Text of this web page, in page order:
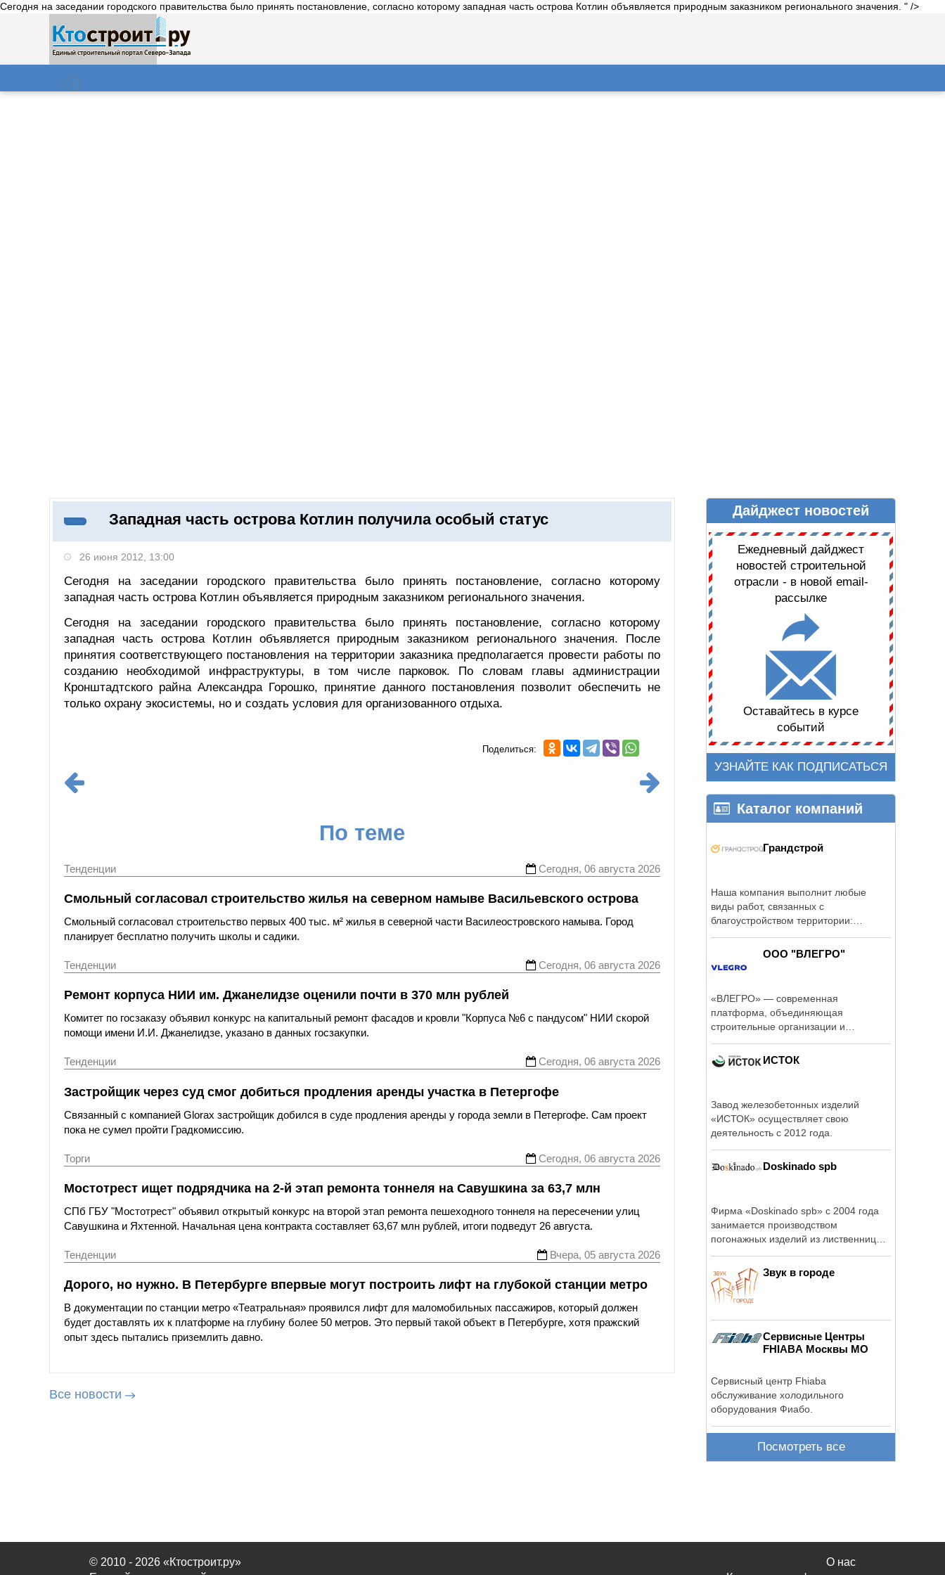
Сегодня на заседании городского правительства было принять постановление, согласно которому западная часть острова Котлин объявляется природным заказником регионального значения. " />
Поиск
КАЛЕНДАРЬ ДАЙДЖЕСТ НОВОСТЕЙ
Западная часть острова Котлин получила особый статус
26 июня 2012, 13:00
Сегодня на заседании городского правительства было принять постановление, согласно которому
западная часть острова Котлин объявляется природным заказником регионального значения.
Сегодня на заседании городского правительства было принять постановление, согласно которому
западная часть острова Котлин объявляется природным заказником регионального значения. После
принятия соответствующего постановления на территории заказника предполагается провести работы по
созданию необходимой инфраструктуры, в том числе парковок. По словам главы администрации
Кронштадтского райна Александра Горошко, принятие данного постановления позволит обеспечить не
только охрану экосистемы, но и создать условия для организованного отдыха.
Поделиться:
По теме
Тенденции Сегодня, 06 августа 2026
Смольный согласовал строительство жилья на северном намыве Васильевского острова
Смольный согласовал строительство первых 400 тыс. м² жилья в северной части Василеостровского намыва. Город
планирует бесплатно получить школы и садики.
Тенденции Сегодня, 06 августа 2026
Ремонт корпуса НИИ им. Джанелидзе оценили почти в 370 млн рублей
Комитет по госзаказу объявил конкурс на капитальный ремонт фасадов и кровли "Корпуса №6 с пандусом" НИИ скорой
помощи имени И.И. Джанелидзе, указано в данных госзакупки.
Тенденции Сегодня, 06 августа 2026
Застройщик через суд смог добиться продления аренды участка в Петергофе
Связанный с компанией Glorax застройщик добился в суде продления аренды у города земли в Петергофе. Сам проект
пока не сумел пройти Градкомиссию.
Торги Сегодня, 06 августа 2026
Мостотрест ищет подрядчика на 2-й этап ремонта тоннеля на Савушкина за 63,7 млн
СПб ГБУ "Мостотрест" объявил открытый конкурс на второй этап ремонта пешеходного тоннеля на пересечении улиц
Савушкина и Яхтенной. Начальная цена контракта составляет 63,67 млн рублей, итоги подведут 26 августа.
Тенденции Вчера, 05 августа 2026
Дорого, но нужно. В Петербурге впервые могут построить лифт на глубокой станции метро
В документации по станции метро «Театральная» проявился лифт для маломобильных пассажиров, который должен
будет доставлять их к платформе на глубину более 50 метров. Это первый такой объект в Петербурге, хотя пражский
опыт здесь пытались приземлить давно.
Все новости
Дайджест новостей
Ежедневный дайджест
новостей строительной
отрасли - в новой email-
рассылке
Оставайтесь в курсе
событий
УЗНАЙТЕ КАК ПОДПИСАТЬСЯ
Каталог компаний
Грандстрой
Наша компания выполнит любые
виды работ, связанных с
благоустройством территории:
ООО "ВЛЕГРО"
«ВЛЕГРО» — современная
платформа, объединяющая
строительные организации и
ИСТОК
Завод железобетонных изделий
«ИСТОК» осуществляет свою
деятельность с 2012 года.
Doskinado spb
Фирма «Doskinado spb» с 2004 года
занимается производством
погонажных изделий из лиственницы,
Звук в городе
Сервисные Центры
FHIABA Москвы МО
Сервисный центр Fhiaba
обслуживание холодильного
оборудования Фиабо.
Посмотреть все
© 2010 - 2026 «Ктостроит.ру»
О нас